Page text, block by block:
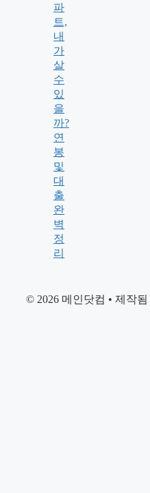
파
트,
내
가
살
수
있
을
까?
연
봉
및
대
출
완
벽
정
리
© 2026 메인닷컴 • 제작됨